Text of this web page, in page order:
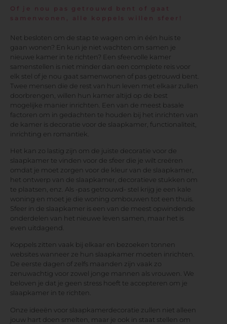
Of je nou pas getrouwd bent of gaat
samenwonen, alle koppels willen sfeer!
Net besloten om de stap te wagen om in één huis te
gaan wonen? En kun je niet wachten om samen je
nieuwe kamer in te richten? Een sfeervolle kamer
samenstellen is niet minder dan een complete reis voor
elk stel of je nou gaat samenwonen of pas getrouwd bent.
Twee mensen die de rest van hun leven met elkaar zullen
doorbrengen, willen hun kamer altijd op de best
mogelijke manier inrichten. Een van de meest basale
factoren om in gedachten te houden bij het inrichten van
de kamer is decoratie voor de slaapkamer, functionaliteit,
inrichting en romantiek.
Het kan zo lastig zijn om de juiste decoratie voor de
slaapkamer te vinden voor de sfeer die je wilt creëren
omdat je moet zorgen voor de kleur van de slaapkamer,
het ontwerp van de slaapkamer, decoratieve stukken om
te plaatsen, enz. Als -pas getrouwd- stel krijg je een kale
woning en moet je die woning ombouwen tot een thuis.
Sfeer in de slaapkamer is een van de meest opwindende
onderdelen van het nieuwe leven samen, maar het is
even uitdagend.
Koppels zitten vaak bij elkaar en bezoeken tonnen
websites wanneer ze hun slaapkamer moeten inrichten.
De eerste dagen of zelfs maanden zijn vaak zo
zenuwachtig voor zowel jonge mannen als vrouwen. We
beloven je dat je geen stress hoeft te accepteren om je
slaapkamer in te richten.
Onze ideeën voor slaapkamerdecoratie zullen niet alleen
jouw hart doen smelten, maar je ook in staat stellen om